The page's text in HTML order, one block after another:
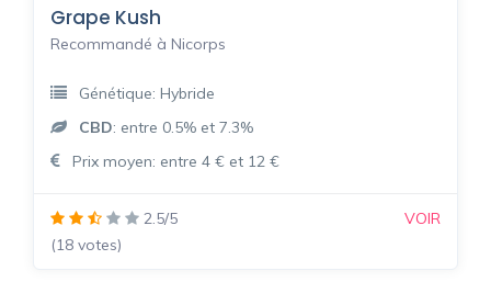
Grape Kush
Recommandé à Nicorps
Génétique: Hybride
CBD: entre 0.5% et 7.3%
Prix moyen: entre 4 € et 12 €
2.5/5
(18 votes)
VOIR